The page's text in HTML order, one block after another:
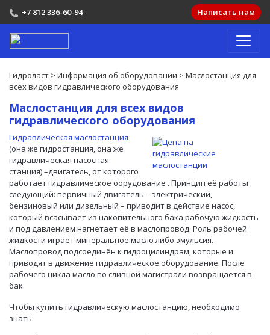
+7 812 336-60-94 Написать нам
Гидроласт > Информация об оборудовании > Маслостанция для
всех видов гидравлического оборудования
Маслостанция для всех видов
гидравлического оборудования
Гидравлическая маслостанция
(она же гидростанция, она же
гидравлическая насосная
станция) –двигатель, от которого
работает гидравлическое оорудование . Принцип её работы
следующий: первичный двигатель – электрический,
бензиновый или дизельный – приводит в действие насос,
который всасывает из накопительного бака рабочую жидкость
и под давлением нагнетает её в маслопровод. Роль рабочей
жидкости играет минеральное масло либо эмульсия.
Маслопровод подсоединён к гидроцилиндрам, которые и
приводят в движение гидравлическое оборудование. После
рабочего цикла масло по сливной магистрали возвращается в
бак.
Чтобы купить гидравлическую маслостанцию, необходимо
знать: